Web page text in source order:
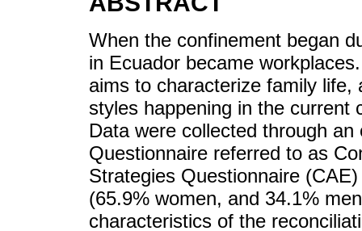
When the confinement began
in Ecuador became
aims to characterize family life,
styles happening in the current
Data were collected through
Questionnaire referred to as
Strategies Questionnaire
(65.9% women, and 34.1%
characteristics of the